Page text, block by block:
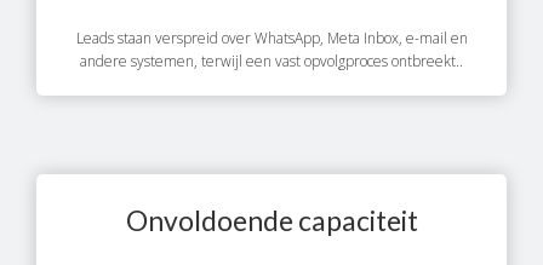
Leads staan verspreid over WhatsApp, Meta Inbox, e-mail en
andere systemen, terwijl een vast opvolgproces ontbreekt..
Onvoldoende capaciteit